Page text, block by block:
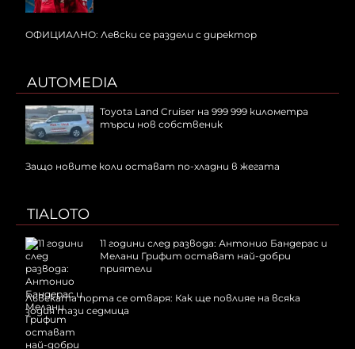
ОФИЦИАЛНО: Левски се раздели с директор
AUTOMEDIA
Toyota Land Cruiser на 999 999 километра
търси нов собственик
Защо новите коли остават по-хладни в жегата
TIALOTO
11 години след развода: Антонио Бандерас и
Мелани Грифит остават най-добри
приятели
Лъвската порта се отваря: Как ще повлияе на всяка
зодия тази седмица